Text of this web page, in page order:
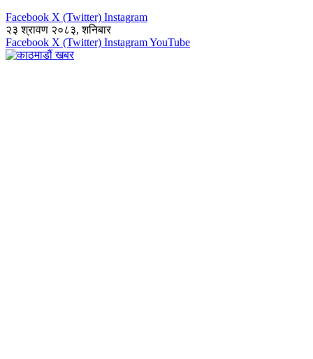
Facebook X (Twitter) Instagram
२३ श्रावण २०८३, शनिबार
Facebook X (Twitter) InstagramYouTube